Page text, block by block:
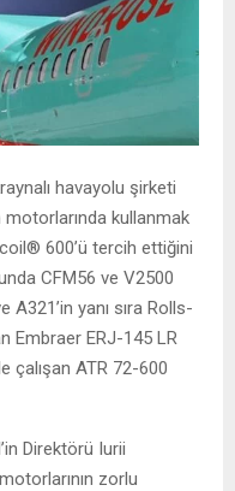
havayolu şirketi
kullanmak
600’ü tercih ettiğini
CFM56 ve V2500
yanı sıra Rolls-
Embraer ERJ-145 LR
çalışan ATR 72-600
Direktörü Iurii
zorlu